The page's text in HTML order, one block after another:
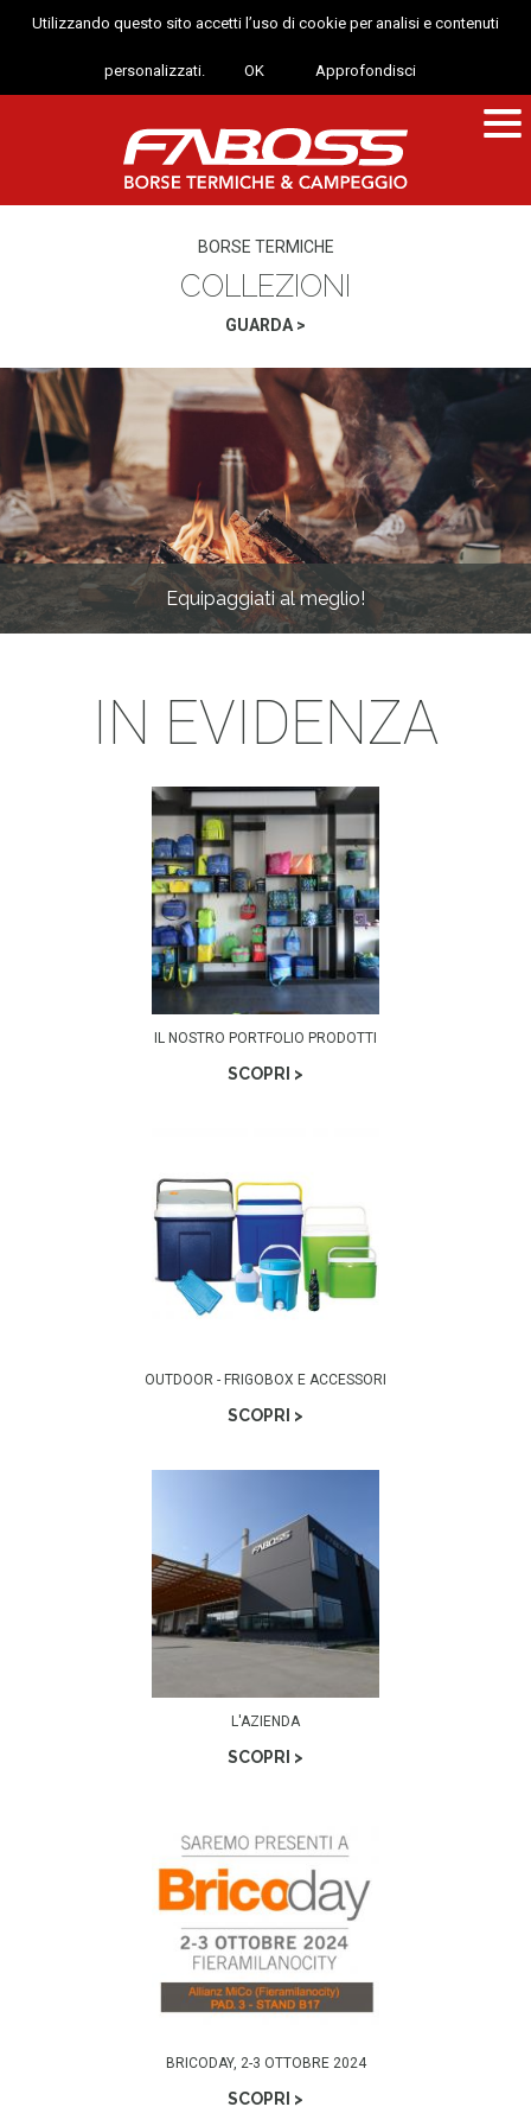
Utilizzando questo sito accetti l’uso di cookie per analisi e contenuti
personalizzati. OK Approfondisci
BORSE TERMICHE
COLLEZIONI
GUARDA >
Equipaggiati al meglio!
IN EVIDENZA
IL NOSTRO PORTFOLIO PRODOTTI
SCOPRI >
OUTDOOR - FRIGOBOX E ACCESSORI
SCOPRI >
L'AZIENDA
SCOPRI >
BRICODAY, 2-3 OTTOBRE 2024
SCOPRI >